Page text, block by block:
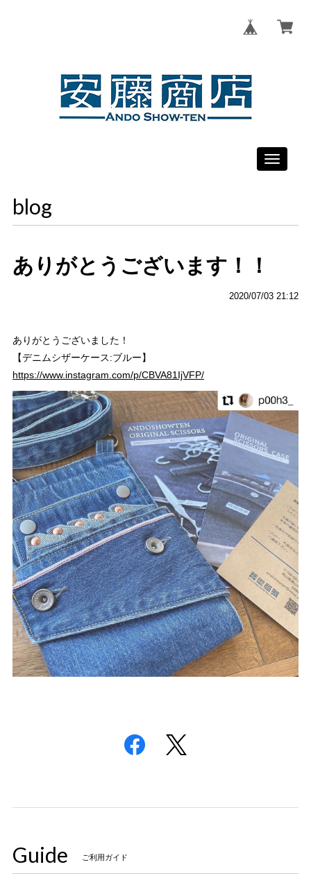
Toggle
blog
ありがとうございます！！
2020/07/03 21:12
ありがとうございました！
【デニムシザーケース:ブルー】
https://www.instagram.com/p/CBVA81IjVFP/
Guide ご利用ガイド